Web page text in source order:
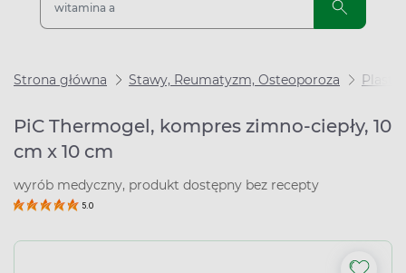
Strona główna Stawy, Reumatyzm, Osteoporoza
PiC Thermogel, kompres zimno-ciepły, 10
cm x 10 cm
wyrób medyczny, produkt dostępny bez recepty
5.0